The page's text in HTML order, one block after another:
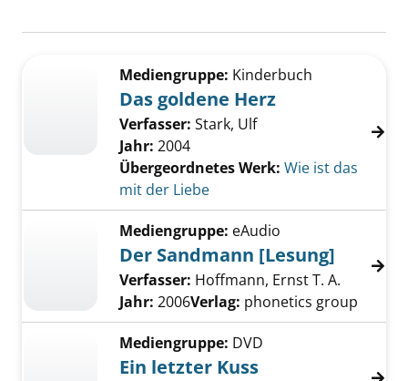
Zu den Suchfiltern springen
Mediengruppe: Kinderbuch
Das goldene Herz
Verfasser: Stark, Ulf
Jahr: 2004
Übergeordnetes Werk: Wie ist das
mit der Liebe
Mediengruppe: eAudio
Der Sandmann [Lesung]
Verfasser: Hoffmann, Ernst T. A.
Jahr: 2006Verlag: phonetics group
Mediengruppe: DVD
Ein letzter Kuss